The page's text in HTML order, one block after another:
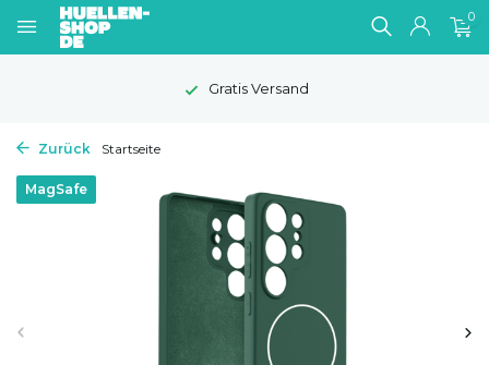
0
Gratis Versand
Zurück Startseite
MagSafe